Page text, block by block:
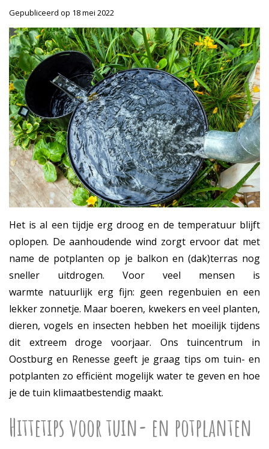
Gepubliceerd op 18 mei 2022
Het is al een tijdje erg droog en de temperatuur blijft
oplopen. De aanhoudende wind zorgt ervoor dat met
name de potplanten op je balkon en (dak)terras nog
sneller uitdrogen. Voor veel mensen is
warmte natuurlijk erg fijn: geen regenbuien en een
lekker zonnetje. Maar boeren, kwekers en veel planten,
dieren, vogels en insecten hebben het moeilijk tijdens
dit extreem droge voorjaar. Ons tuincentrum in
Oostburg en Renesse geeft je graag tips om tuin- en
potplanten zo efficiënt mogelijk water te geven en hoe
je de tuin klimaatbestendig maakt.
Hittetips voor tuin- en potplanten